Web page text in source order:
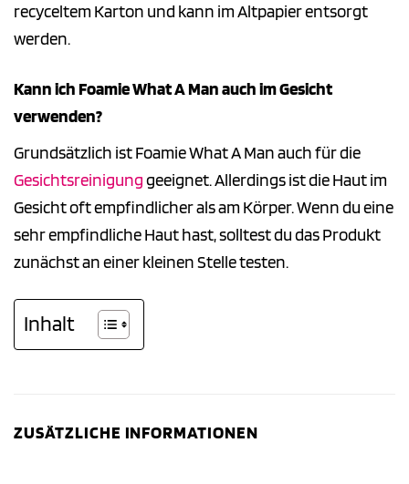
recyceltem Karton und kann im Altpapier entsorgt
werden.
Kann ich Foamie What A Man auch im Gesicht
verwenden?
Grundsätzlich ist Foamie What A Man auch für die
Gesichtsreinigunggeeignet. Allerdings ist die Haut im
Gesicht oft empfindlicher als am Körper. Wenn du eine
sehr empfindliche Haut hast, solltest du das Produkt
zunächst an einer kleinen Stelle testen.
Inhalt
ZUSÄTZLICHE INFORMATIONEN